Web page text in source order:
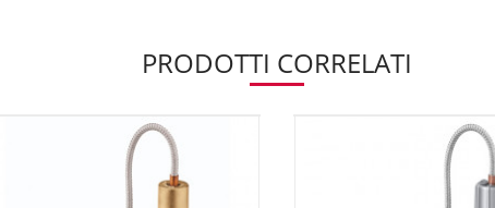
PRODOTTI CORRELATI